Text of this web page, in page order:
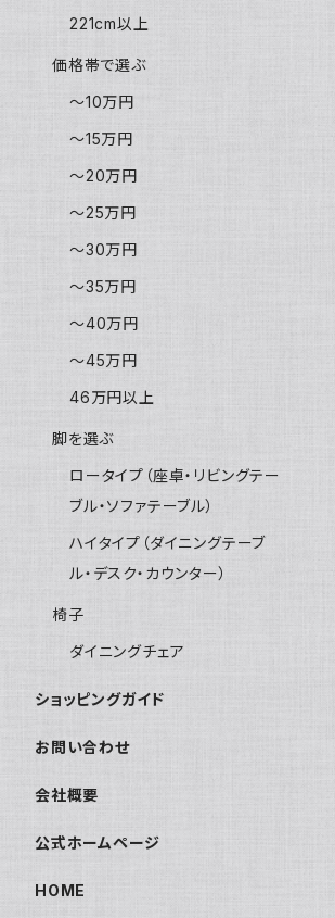
221cm以上
価格帯で選ぶ
～10万円
～15万円
～20万円
～25万円
～30万円
～35万円
～40万円
～45万円
46万円以上
脚を選ぶ
ロータイプ（座卓・リビングテー
ブル・ソファテーブル）
ハイタイプ（ダイニングテーブ
ル・デスク・カウンター）
椅子
ダイニングチェア
ショッピングガイド
お問い合わせ
会社概要
公式ホームページ
HOME